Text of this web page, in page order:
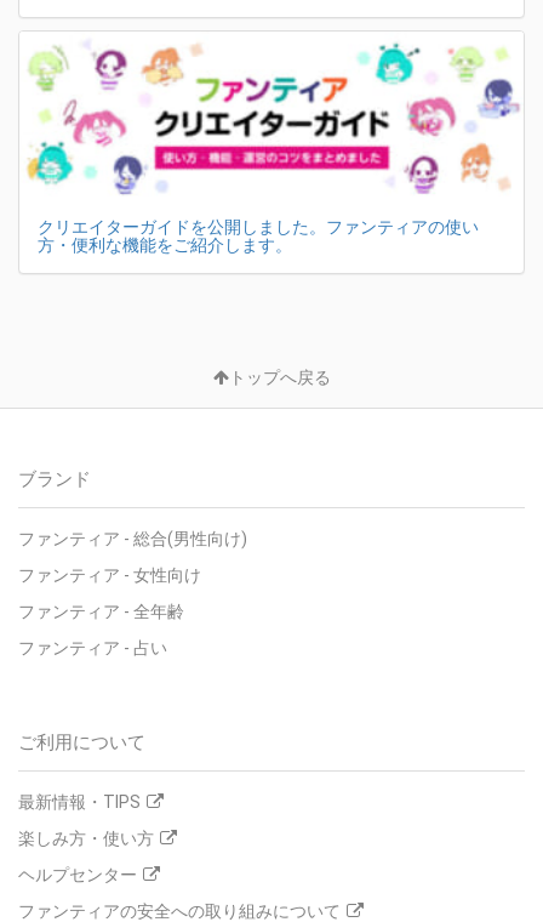
クリエイターガイドを公開しました。ファンティアの使い
方・便利な機能をご紹介します。
トップへ戻る
ブランド
ファンティア - 総合(男性向け)
ファンティア - 女性向け
ファンティア - 全年齢
ファンティア - 占い
ご利用について
最新情報・TIPS
楽しみ方・使い方
ヘルプセンター
ファンティアの安全への取り組みについて